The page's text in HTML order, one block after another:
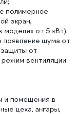
полимерное
экран,
от 5 кВт);
появление шума от
от
вентиляции
и помещения в
цеха, ангары,